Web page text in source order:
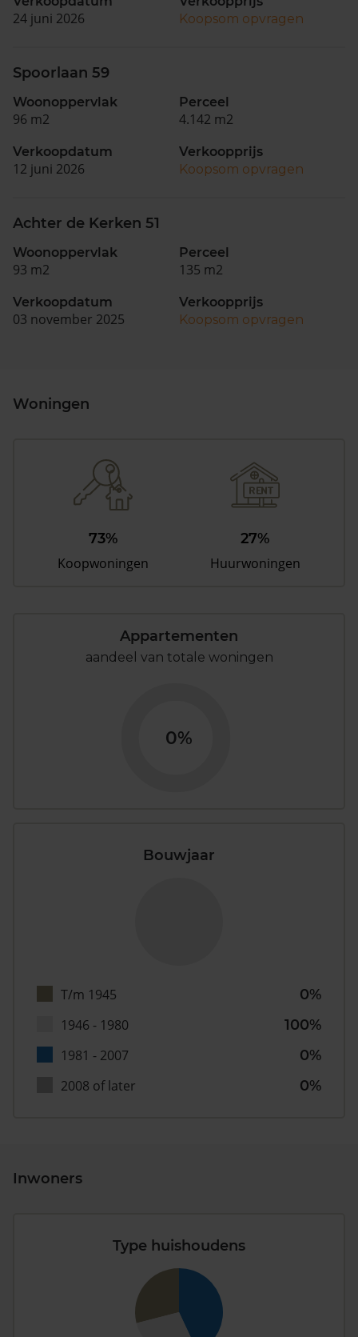
24 juni 2026
Koopsom opvragen
Spoorlaan 59
Woonoppervlak
96 m2
Perceel
4.142 m2
Verkoopdatum
12 juni 2026
Verkoopprijs
Koopsom opvragen
Achter de Kerken 51
Woonoppervlak
93 m2
Perceel
135 m2
Verkoopdatum
03 november 2025
Verkoopprijs
Koopsom opvragen
Woningen
73%
Koopwoningen
27%
Huurwoningen
Appartementen
aandeel van totale woningen
0%
Bouwjaar
T/m 1945
0%
1946 - 1980
100%
1981 - 2007
0%
2008 of later
0%
Inwoners
Type huishoudens